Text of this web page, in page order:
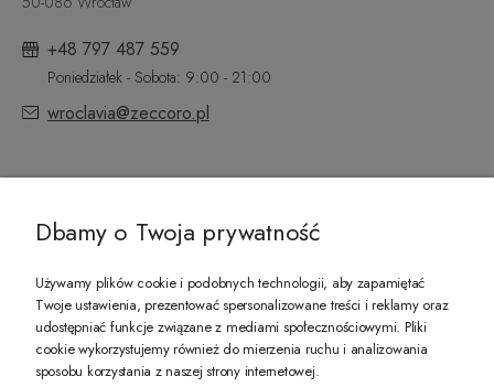
+48 797 487 559
Poniedziałek - Sobota: 9:00 - 21:00
wroclavia@zeccoro.pl
PREZENT DLA CIEBIE!
-10% na pierwsze zakupy na zeccoro.pl Gdy zapiszesz się do naszego
Dbamy o Twoja prywatność
Używamy plików cookie i podobnych technologii, aby zapamiętać
Twoje ustawienia, prezentować spersonalizowane treści i reklamy oraz
udostępniać funkcje związane z mediami społecznościowymi. Pliki
cookie wykorzystujemy również do mierzenia ruchu i analizowania
sposobu korzystania z naszej strony internetowej.